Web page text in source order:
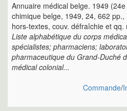
Annuaire médical belge. 1949
chimique belge, 1949, 24, 662
hors-textes, couv. défraîchie et
Liste alphabétique du corps
spécialistes; pharmaciens;
pharmaceutique du Grand-Duché
médical colonial...
Commande/